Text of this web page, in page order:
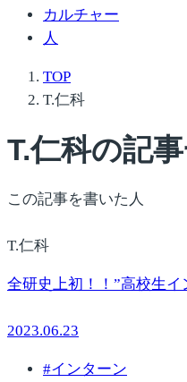
カルチャー
人
TOP
T.仁科
T.仁科の記
この記事を書いた人
T.仁科
全研史上初！！”高校生イ
2023.06.23
#インターン